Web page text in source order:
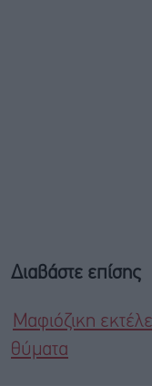
Διαβάστε επίσης
Μαφιόζικη
θύματα